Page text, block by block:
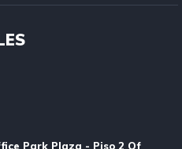
Park Plaza - Piso 2 Of